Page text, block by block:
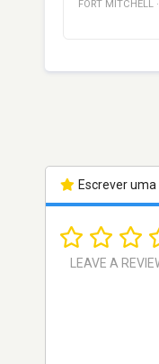
FORT MITCHELL ·
Escrever